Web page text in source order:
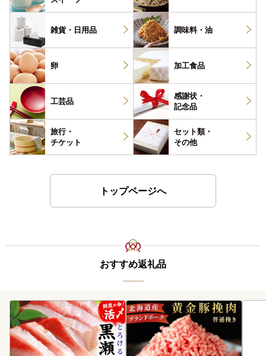
雑貨・ 日用品 調味料・ 油
卵 加工食品
工芸品
感謝状・
記念品
旅行・
チケット
セット類・
その他
トップページへ
おすすめ返礼品